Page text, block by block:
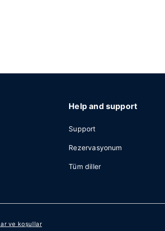
Help and support
Support
Rezervasyonum
Tüm diller
ve koşullar